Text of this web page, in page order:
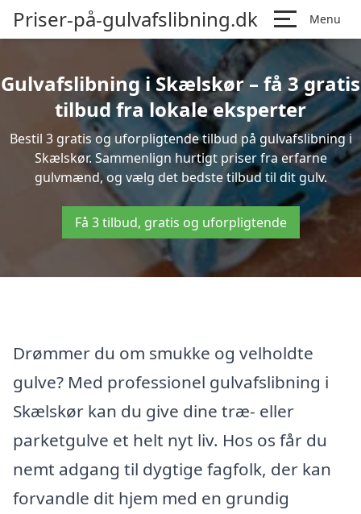
Priser-på-gulvafslibning.dk Menu
Gulvafslibning i Skælskør – få 3 gratis
tilbud fra lokale eksperter
Bestil 3 gratis og uforpligtende tilbud på gulvafslibning i
Skælskør. Sammenlign hurtigt priser fra erfarne
gulvmænd, og vælg det bedste tilbud til dit gulv.
Få 3 tilbud, gratis og uforpligtende
Drømmer du om smukke og velholdte
gulve? Med professionel gulvafslibning i
Skælskør kan du give dine træ- eller
parketgulve et helt nyt liv. Hos os får du
nemt adgang til dygtige fagfolk, der kan
forvandle dit hjem med en grundig